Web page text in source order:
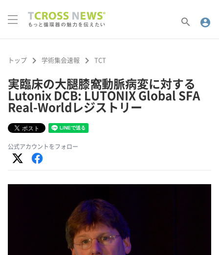
search account_circle
トップ keyboard_arrow_right 学術集会速報 keyboard_arrow_right TCT
実臨床の大腿膝窩動脈病変に対する
Lutonix DCB: LUTONIX Global SFA
Real-Worldレジストリー
公式アカウントをフォロー